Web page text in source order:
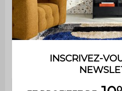
Garantie 2 ans
Montage
Le
notice